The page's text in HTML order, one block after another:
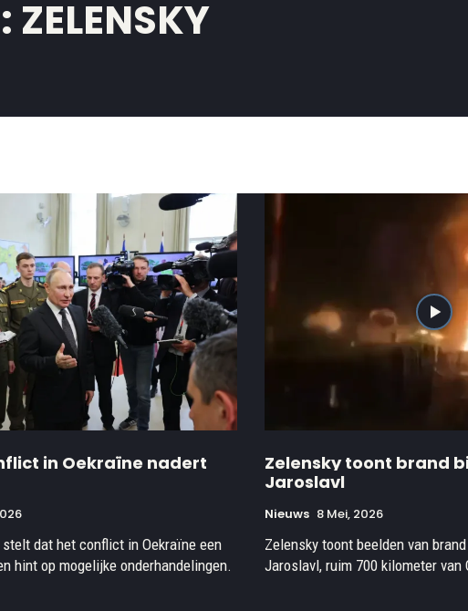
ZELENSKY
in Oekraïne nadert
dat het conflict in Oekraïne een
hint op mogelijke onderhandelingen.
Zelensky toont brand
Jaroslavl
Nieuws 8 Mei, 2026
Zelensky toont beelden van
Jaroslavl, ruim 700 kilometer van